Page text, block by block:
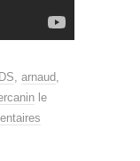
arnaud
le